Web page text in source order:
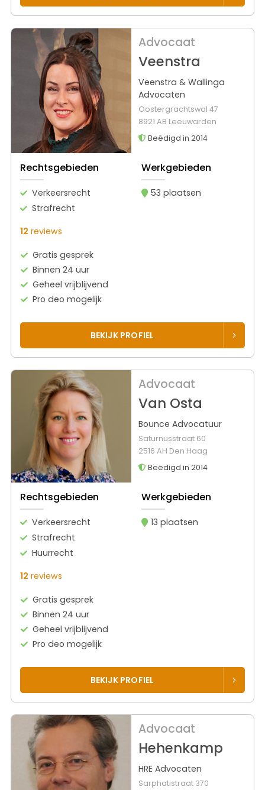
Advocaat
Veenstra
Veenstra & Wallinga
Advocaten
Oostergrachtswal 47
8921 AB Leeuwarden
Beëdigd in 2014
Rechtsgebieden
Verkeersrecht
Strafrecht
Werkgebieden
53 plaatsen
12 reviews
Gratis gesprek
Binnen 24 uur
Geheel vrijblijvend
Pro deo mogelijk
BEKIJK PROFIEL
Advocaat
Van Osta
Bounce Advocatuur
Saturnusstraat 60
2516 AH Den Haag
Beëdigd in 2014
Rechtsgebieden
Verkeersrecht
Strafrecht
Huurrecht
Werkgebieden
13 plaatsen
12 reviews
Gratis gesprek
Binnen 24 uur
Geheel vrijblijvend
Pro deo mogelijk
BEKIJK PROFIEL
Advocaat
Hehenkamp
HRE Advocaten
Sarphatistraat 370